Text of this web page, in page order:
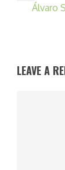
Álvaro
LEAVE A